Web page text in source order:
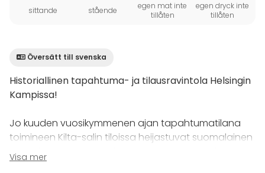
sittande stående
egen mat inte
tillåten
egen dryck inte
tillåten
Översätt till svenska
Historiallinen tapahtuma- ja tilausravintola Helsingin
Kampissa!
Jo kuuden vuosikymmenen ajan tapahtumatilana
toimineen Kilta-salin tiloissa heijastuvat suomalainen
arkkitehtuuri ja aito funktionalismi parhaimmillaan.
Vuonna 2022 entisöity ja pintaremontin kokenut
Visa mer